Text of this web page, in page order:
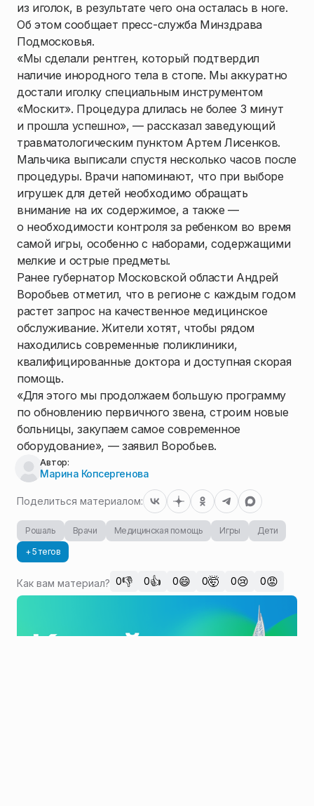
из иголок, в результате чего она осталась в ноге.
Об этом сообщает пресс-служба Минздрава
Подмосковья.
«Мы сделали рентген, который подтвердил
наличие инородного тела в стопе. Мы аккуратно
достали иголку специальным инструментом
«Москит». Процедура длилась не более 3 минут
и прошла успешно», — рассказал заведующий
травматологическим пунктом Артем Лисенков.
Мальчика выписали спустя несколько часов после
процедуры. Врачи напоминают, что при выборе
игрушек для детей необходимо обращать
внимание на их содержимое, а также —
о необходимости контроля за ребенком во время
самой игры, особенно с наборами, содержащими
мелкие и острые предметы.
Ранее губернатор Московской области Андрей
Воробьев отметил, что в регионе с каждым годом
растет запрос на качественное медицинское
обслуживание. Жители хотят, чтобы рядом
находились современные поликлиники,
квалифицированные доктора и доступная скорая
помощь.
«Для этого мы продолжаем большую программу
по обновлению первичного звена, строим новые
больницы, закупаем самое современное
оборудование», — заявил Воробьев.
Автор:
Марина Копсергенова
Поделиться материалом:
Рошаль Врачи Медицинская помощь Игры
Дети
+ 5 тегов
Как вам материал? 0👎 0👍 0😄 0🤯 0😢 0😡